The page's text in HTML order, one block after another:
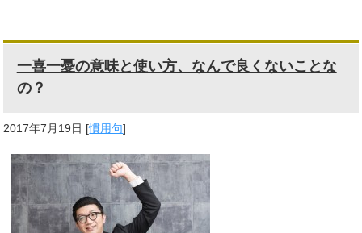
一喜一憂の意味と使い方、なんで良くないことな
の？
2017年7月19日 [慣用句]